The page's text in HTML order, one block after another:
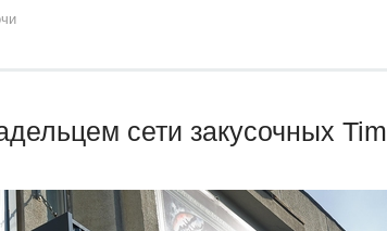
сети закусочных Tim